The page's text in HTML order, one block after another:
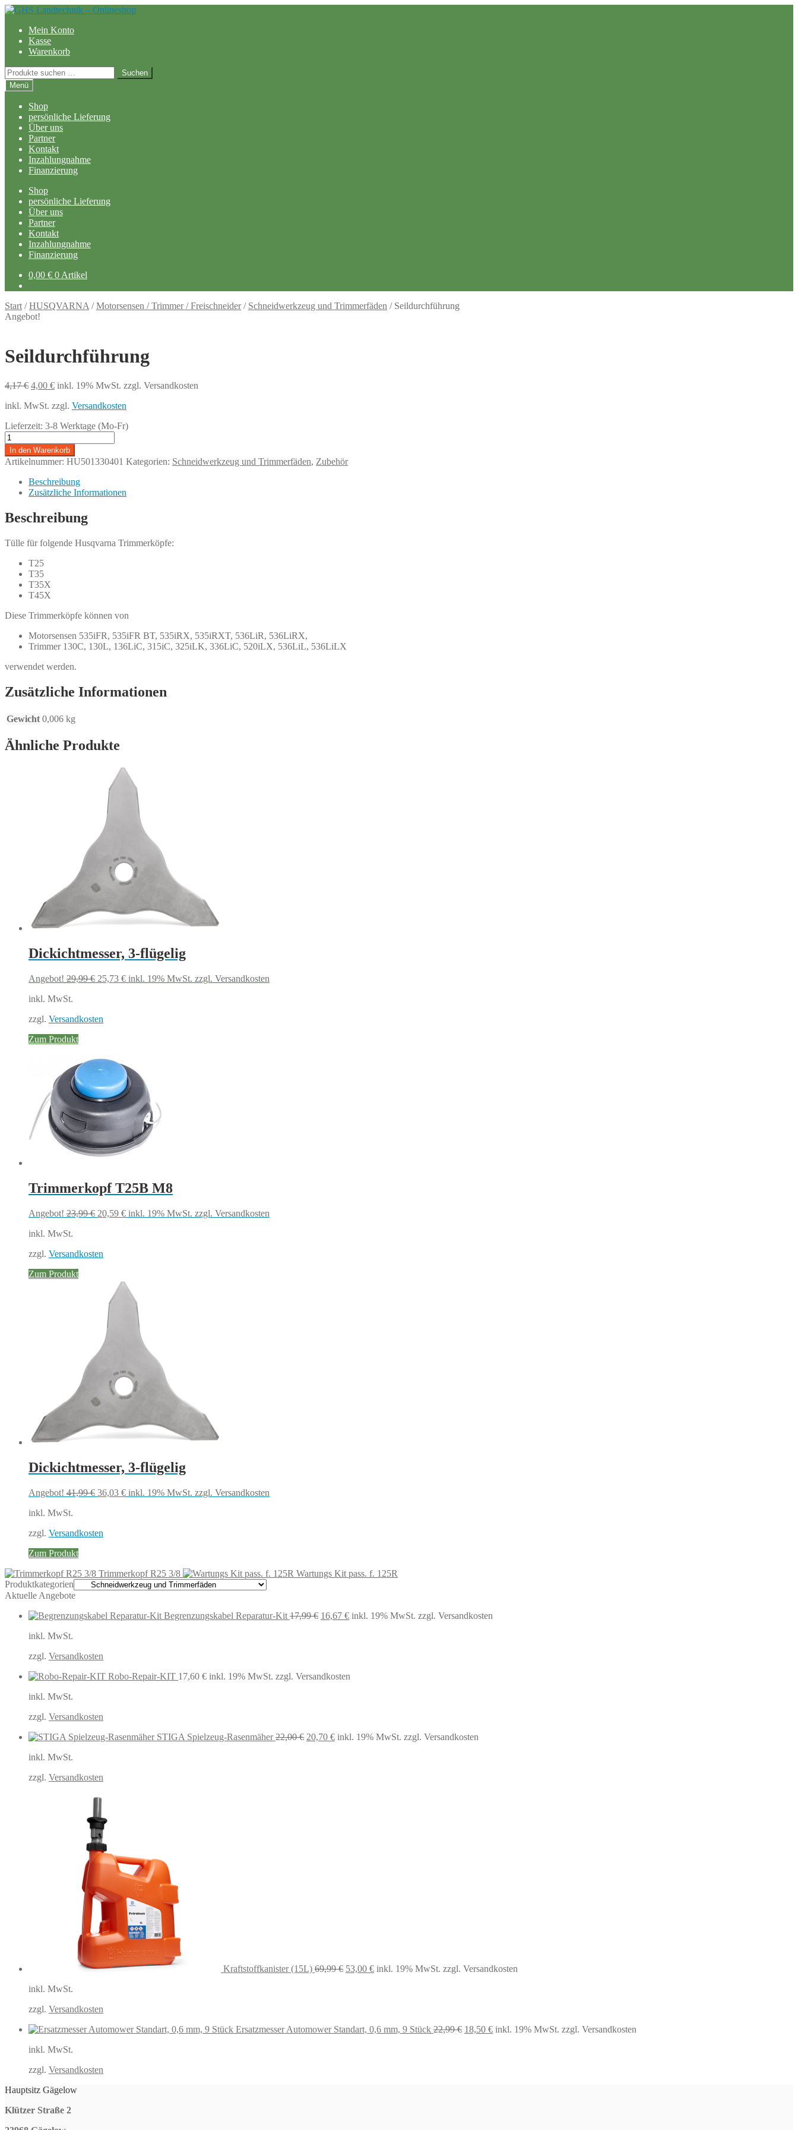
Zur
springen
Zum
springenMein Konto
Kasse
Warenkorb
Suchen
nach:
Suchen
Menü
Shop
persönliche Lieferung
Über uns
Partner
Kontakt
Inzahlungnahme
Finanzierung
Shop
persönliche Lieferung
Über uns
Partner
Kontakt
Inzahlungnahme
Finanzierung
0,00 € 0 Artikel
Start /HUSQVARNA /Motorsensen / Trimmer / Freischneider/ Schneidwerkzeug und Trimmerfäden / Seildurchführung
Angebot!
Seildurchführung
4,17€ Ursprünglicher
war:
4,00 €Aktueller
ist:
inkl. 19% MwSt. zzgl. Versandkosten
inkl. MwSt. zzgl. Versandkosten
Lieferzeit: 3-8 Werktage (Mo-Fr)
Seildurchführung
Menge
In den Warenkorb
Artikelnummer: HU501330401 Kategorien: Schneidwerkzeug und Trimmerfäden, Zubehör
Beschreibung
Zusätzliche Informationen
Beschreibung
Tülle für folgende Husqvarna Trimmerköpfe:
T25
T35
T35X
T45X
Diese Trimmerköpfe können von
Motorsensen 535iFR, 535iFR BT, 535iRX, 535iRXT, 536LiR, 536LiRX,
Trimmer 130C, 130L, 136LiC, 315iC, 325iLK, 336LiC, 520iLX, 536LiL, 536LiLX
verwendet werden.
Zusätzliche Informationen
Gewicht 0,006 kg
Ähnliche Produkte
Dickichtmesser, 3-flügelig
Angebot! 29,99€ Ursprünglicher
25,73 €Aktueller
inkl. 19% MwSt. zzgl. Versandkosten
inkl. MwSt.
zzgl. Versandkosten
Zum Produkt
Trimmerkopf T25B M8
Angebot! 23,99€ Ursprünglicher
20,59 €Aktueller
inkl. 19% MwSt. zzgl. Versandkosten
inkl. MwSt.
zzgl. Versandkosten
Zum Produkt
Dickichtmesser, 3-flügelig
Angebot! 41,99€ Ursprünglicher
36,03 €Aktueller
inkl. 19% MwSt. zzgl. Versandkosten
inkl. MwSt.
zzgl. Versandkosten
Zum Produkt
Trimmerkopf R25 3/8
Wartungs Kit pass. f. 125R
Produktkategorien
Aktuelle Angebote
Begrenzungskabel Reparatur-Kit 17,99€ Ursprünglicher
16,67 €Aktueller
inkl. 19% MwSt. zzgl. Versandkosten
inkl. MwSt.
zzgl. Versandkosten
Robo-Repair-KIT 17,60 € inkl. 19% MwSt. zzgl. Versandkosten
inkl. MwSt.
zzgl. Versandkosten
STIGA Spielzeug-Rasenmäher 22,00€ Ursprünglicher
20,70 €Aktueller
inkl. 19% MwSt. zzgl. Versandkosten
inkl. MwSt.
zzgl. Versandkosten
Kraftstoffkanister (15L) 69,99€ 53,00 € inkl. 19% MwSt. zzgl. Versandkosten
inkl. MwSt.
zzgl. Versandkosten
Ersatzmesser Automower Standart, 0,6 mm, 9 Stück 22,99€ Ursprünglicher
18,50 €Aktueller
inkl. 19% MwSt. zzgl. Versandkosten
inkl. MwSt.
zzgl. Versandkosten
Hauptsitz Gägelow
Klützer Straße 2